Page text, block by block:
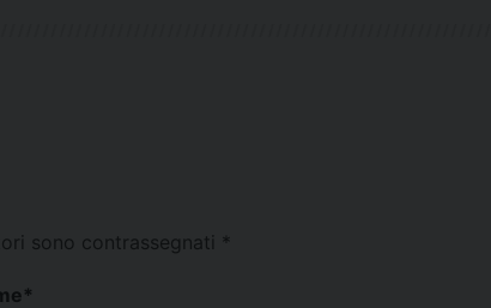
sono contrassegnati *
*